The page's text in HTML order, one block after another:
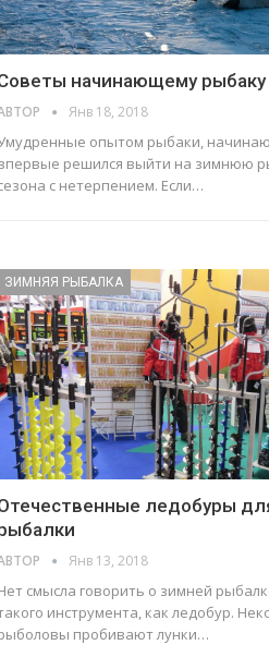
начинающему рыбаку
Янв 18, 2018
опытом рыбаки,
решился выйти на зимнюю
с нетерпением. Если…
ЗИМНЯЯ РЫБАЛКА
ледобуры
Янв 13, 2018
смысла говорить о зимней
инструмента, как ледобур.
пробивают лунки…